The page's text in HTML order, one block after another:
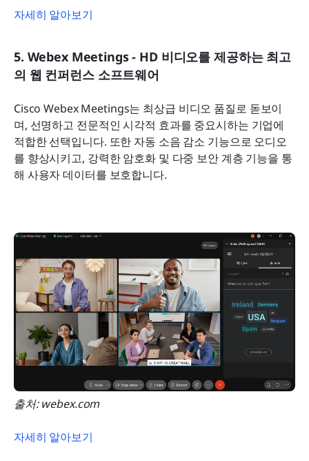
자세히 알아보기
5. Webex Meetings - HD 비디오를 제공하는 최고
의 웹 컨퍼런스 소프트웨어
Cisco Webex Meetings는 최상급 비디오 품질로 돋보이
며, 선명하고 전문적인 시각적 효과를 중요시하는 기업에
적합한 선택입니다. 또한 자동 소음 감소 기능으로 오디오
를 향상시키고, 강력한 암호화 및 다중 보안 계층 기능을 통
해 사용자 데이터를 보호합니다.
출처: webex.com
자세히 알아보기